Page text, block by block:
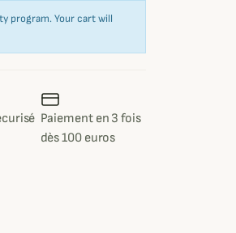
program. Your cart will
Paiement en 3 fois
dès 100 euros